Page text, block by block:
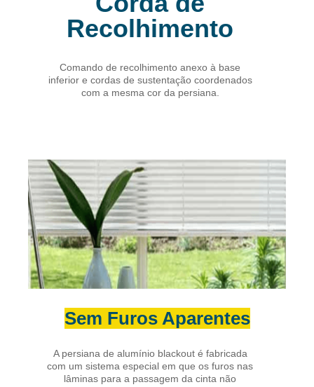
Recolhimento
Comando de recolhimento anexo à base
inferior e cordas de sustentação coordenados
com a mesma cor da persiana.
Sem Furos Aparentes
A persiana de alumínio blackout é fabricada
com um sistema especial em que os furos nas
lâminas para a passagem da cinta não